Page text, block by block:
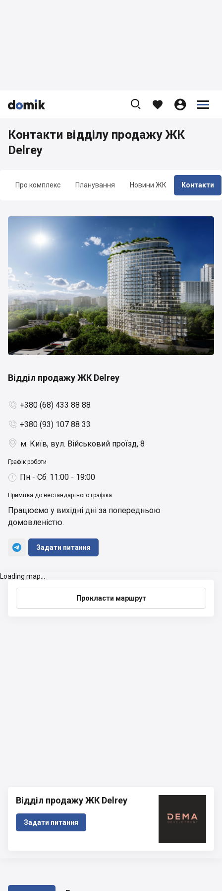


    


Про комплекс Планування Новини ЖК Контакти
Контакти відділу продажу ЖК
Delrey
Відділ продажу ЖК Delrey
 +380 (68) 433 88 88
 +380 (93) 107 88 33
 м. Київ, вул. Військовий проїзд, 8
Графік роботи
 Пн - Сб 11:00 - 19:00
Примітка до нестандартного графіка
Працюємо у вихідні дні за попередньою
домовленістю.

 Задати питання
Loading map...
Прокласти маршрут
Відділ продажу ЖК Delrey
Задати питання